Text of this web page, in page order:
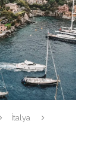
İtalya